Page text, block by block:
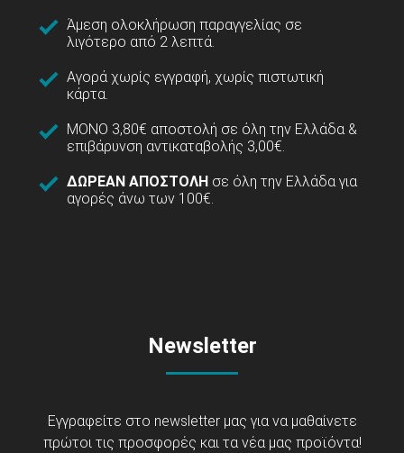
Άμεση ολοκλήρωση παραγγελίας σε
λιγότερο από 2 λεπτά.
Αγορά χωρίς εγγραφή, χωρίς πιστωτική
κάρτα.
ΜΟΝΟ 3,80€ αποστολή σε όλη την Ελλάδα &
επιβάρυνση αντικαταβολής 3,00€.
ΔΩΡΕΑΝ ΑΠΟΣΤΟΛΗ σε όλη την Ελλάδα για
αγορές άνω των 100€.
Newsletter
Εγγραφείτε στο newsletter μας για να μαθαίνετε
πρώτοι τις προσφορές και τα νέα μας προϊόντα!